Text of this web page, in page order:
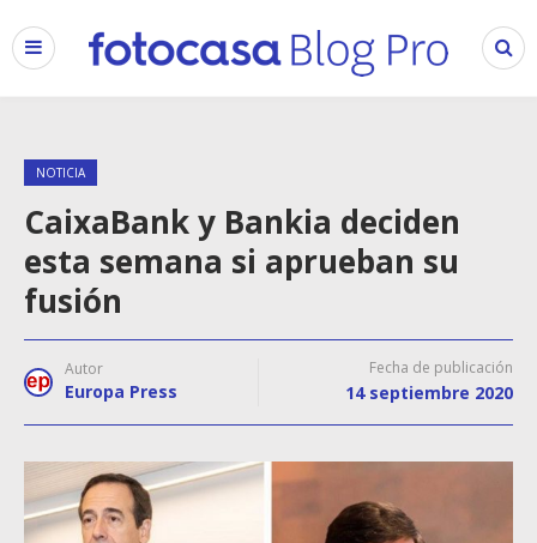
NOTICIA
CaixaBank y Bankia deciden
esta semana si aprueban su
fusión
Autor
Europa Press
Fecha de publicación
14 septiembre 2020